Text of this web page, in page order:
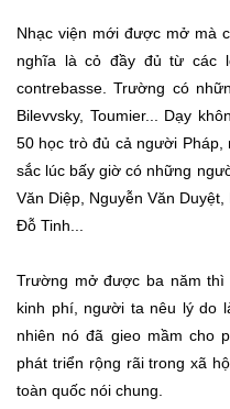
Nhạc viện mới được mở mà
nghĩa là cỏ đầy đủ từ các
contrebasse. Trường có
Bilevvsky, Toumier... Dạy
50 học trò đủ cả người
sắc lúc bấy giờ có những
Văn Diệp, Nguyễn Văn
Đỗ Tinh...
Trường mở được ba năm
kinh phí, người ta nêu lý do
nhiên nó đã gieo mầm cho
phát triển rộng rãi trong xã
toàn quốc nói chung.